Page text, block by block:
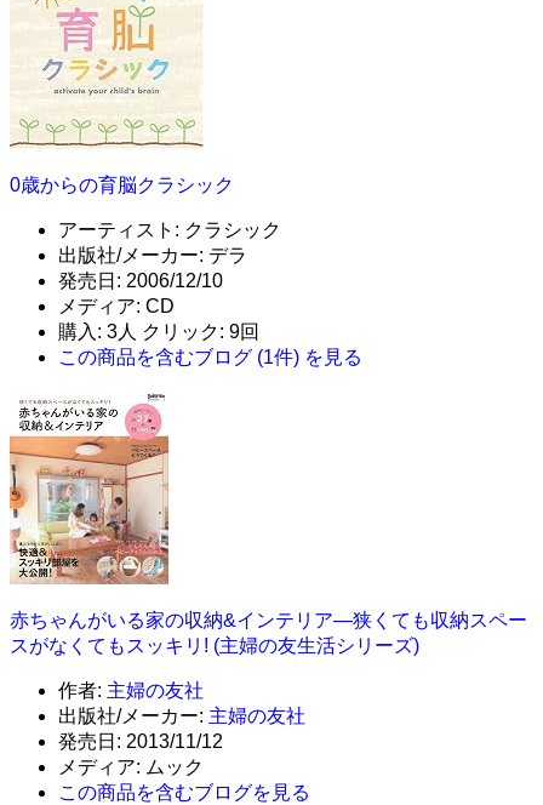
0歳からの育脳クラシック
アーティスト: クラシック
出版社/メーカー: デラ
発売日: 2006/12/10
メディア: CD
購入 : 3人 クリック: 9回
この商品を含むブログ (1件) を見る
赤ちゃんがいる家の収納&インテリア―狭くても収納スペー
スがなくてもスッキリ! (主婦の友生活シリーズ)
作者: 主婦の友社
出版社/メーカー: 主婦の友社
発売日: 2013/11/12
メディア: ムック
この商品を含むブログを見る